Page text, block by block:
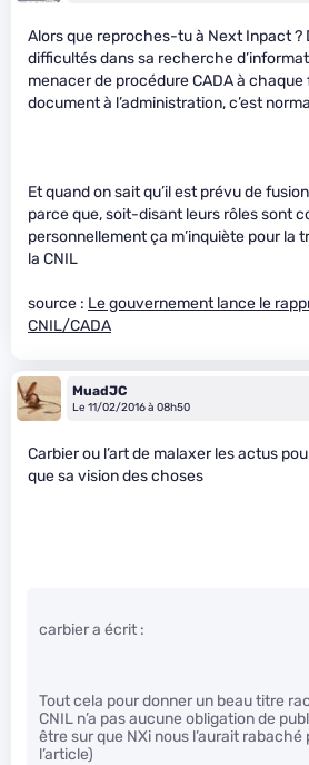
Alors que reproches-tu à Next Inpact ?
difficultés dans sa recherche
menacer de procédure CADA à chaque
document à l’administration, c’est
Et quand on sait qu’il est prévu de
parce que, soit-disant leurs rôles sont
personnellement ça m’inquiète pour la
la CNIL
source : Le gouvernement lance le
CNIL/CADA
MuadJC
Le 11/02/2016 à 08h50
Carbier ou l’art de malaxer les actus
que sa vision des choses
carbier a écrit :
Tout cela pour donner un beau titre
CNIL n’a pas aucune obligation de
être sur que NXi nous l’aurait rabaché
l’article)